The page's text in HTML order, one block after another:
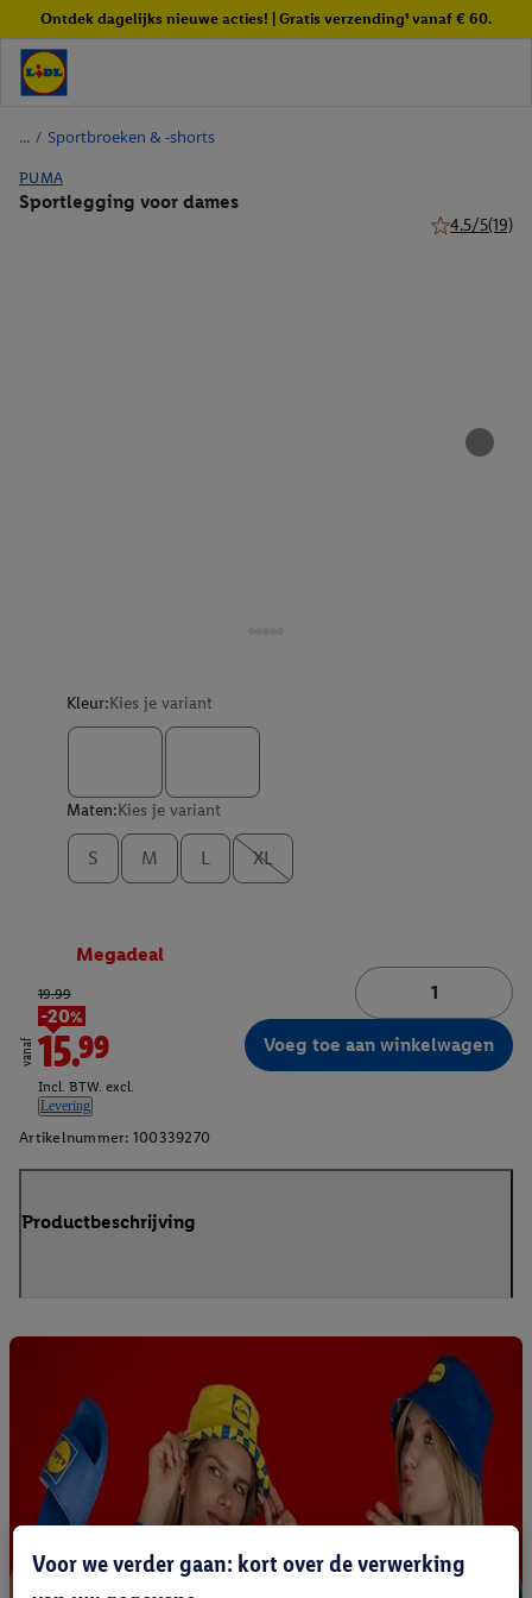
Ontdek dagelijks nieuwe acties! | Gratis verzending¹ vanaf € 60.
/ Sportbroeken & -shorts
PUMA
Sportlegging voor dames
4.5/5(19)
Kleur:Kies je variant
Maten:Kies je variant
S M L XL
Megadeal
vanaf
19.99
-20%
15.99
Incl. BTW. excl.
Levering
Voeg toe aan winkelwagen
Artikelnummer: 100339270
Productbeschrijving
Voor we verder gaan: kort over de verwerking